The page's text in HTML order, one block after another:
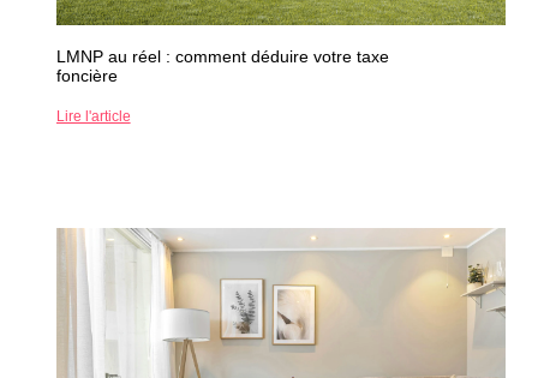
LMNP au réel : comment déduire votre taxe
foncière
Lire l'article